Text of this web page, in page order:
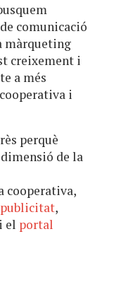
comunicació
màrqueting
creixement i
a més
i
perquè
de la
cooperativa,
publicitat,
i el portal